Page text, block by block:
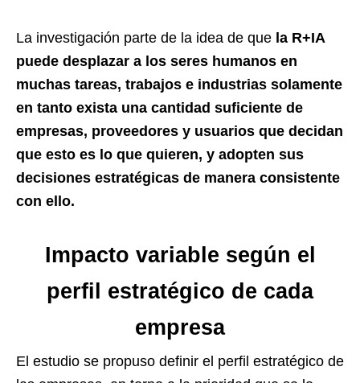
La investigación parte de la idea de que la R+IA
puede desplazar a los seres humanos en
muchas tareas, trabajos e industrias solamente
en tanto exista una cantidad suficiente de
empresas, proveedores y usuarios que decidan
que esto es lo que quieren, y adopten sus
decisiones estratégicas de manera consistente
con ello.
Impacto variable según el
perfil estratégico de cada
empresa
El estudio se propuso definir el perfil estratégico de